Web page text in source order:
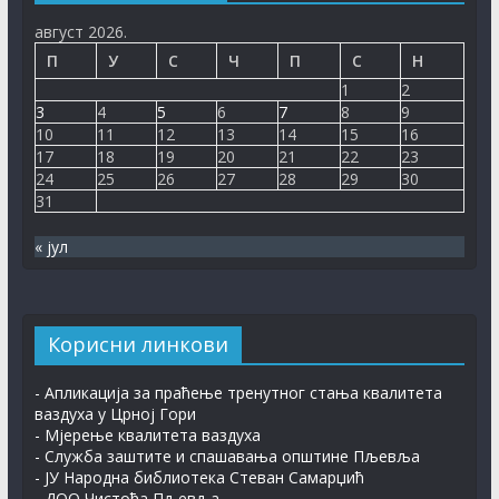
(шифра поступка: 115538, објављен дана 20.5.2026.
године).
30. јул 2026.
Рјешење – Остојић Слободан
30. јул 2026.
Рјешење – Клепо Џенана
ПЉЕВАЉСКИ ФЕСТИВАЛ КЊИГЕ
август 2026.
П
У С Ч П С
Н
1
2
3
4 5 6 7 8
9
10
11 12 13 14 15
16
17
18 19 20 21 22
23
24
25 26 27 28 29
30
31
« јул
Корисни линкови
- Апликација за праћење тренутног стања квалитета
ваздуха у Црној Гори
- Мјерење квалитета ваздуха
- Служба заштите и спашавања општине Пљевља
- ЈУ Народна библиотека Стеван Самарџић